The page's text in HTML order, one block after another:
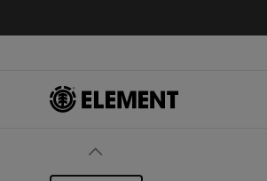
a